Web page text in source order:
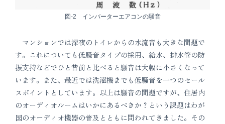
図-2 インバーターエアコンの騒音
マンションでは深夜のトイレからの水流音も大きな間題で
す。これについても低騒音タイプの採用、給水、排水管の防
振支持などでひと昔前と比べると騒音は大幅に小さくなって
います。また、最近では洗濯機までも低騒音を一つのセール
スポイントとしています。以上は騒音の間題ですが、住居内
のオーディオルームはいかにあるべきか？という課題はわが
国のオーディオ機器の普及とともに問われてきました。その